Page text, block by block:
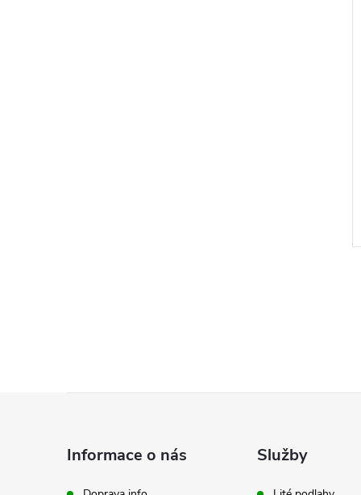
Informace o nás Služby